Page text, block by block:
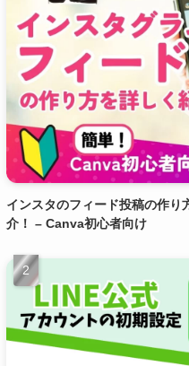
インスタのフィード投稿の作り
介！ – Canva初心者向け